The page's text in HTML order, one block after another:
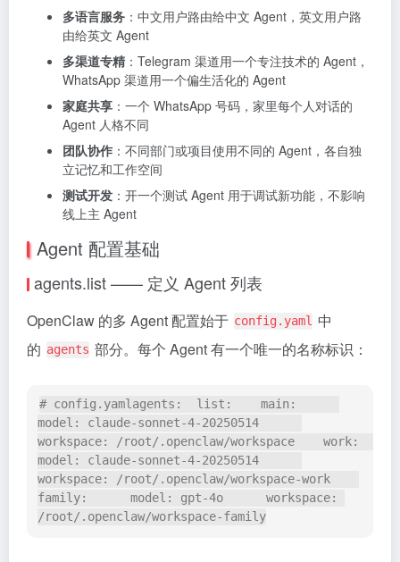
多语言服务 ：中文用户路由给中文 Agent，英文用户路
由给英文 Agent
多渠道专精 ：Telegram 渠道用一个专注技术的 Agent，
WhatsApp 渠道用一个偏生活化的 Agent
家庭共享 ：一个 WhatsApp 号码，家里每个人对话的
Agent 人格不同
团队协作 ：不同部门或项目使用不同的 Agent，各自独
立记忆和工作空间
测试开发 ：开一个测试 Agent 用于调试新功能，不影响
线上主 Agent
Agent 配置基础
agents.list —— 定义 Agent 列表
OpenClaw 的多 Agent 配置始于 config.yaml 中
的 agents 部分。每个 Agent 有一个唯一的名称标识：
# config.yamlagents:  list:    main:
model: claude-sonnet-4-20250514
workspace: /root/.openclaw/workspace    work:
model: claude-sonnet-4-20250514
workspace: /root/.openclaw/workspace-work
family:      model: gpt-4o      workspace:
/root/.openclaw/workspace-family